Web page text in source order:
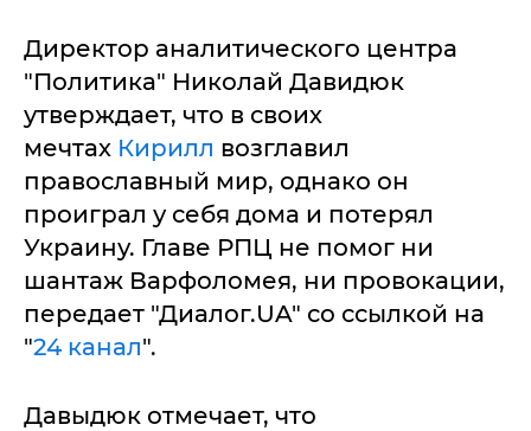
Директор аналитического центра
"Политика" Николай Давидюк
утверждает, что в своих
мечтах Кирилл возглавил
православный мир, однако он
проиграл у себя дома и потерял
Украину. Главе РПЦ не помог ни
шантаж Варфоломея, ни провокации,
передает "Диалог.UA" со ссылкой на
"24 канал".
Давыдюк отмечает, что